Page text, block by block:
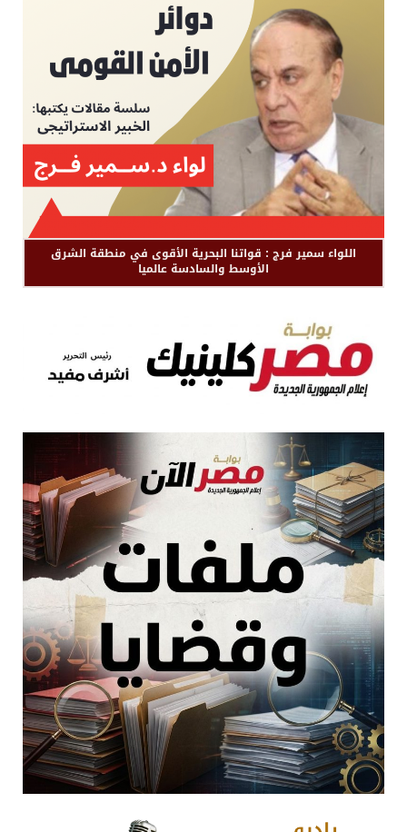
اللواء سمير فرج : قواتنا البحرية الأقوى في منطقة الشرق
الأوسط والسادسة عالميا